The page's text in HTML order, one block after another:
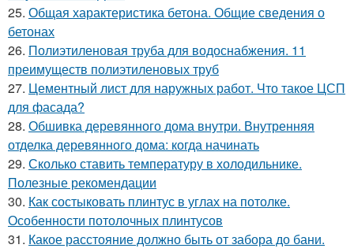
25. Общая характеристика бетона. Общие сведения о
бетонах
26. Полиэтиленовая труба для водоснабжения. 11
преимуществ полиэтиленовых труб
27. Цементный лист для наружных работ. Что такое ЦСП
для фасада?
28. Обшивка деревянного дома внутри. Внутренняя
отделка деревянного дома: когда начинать
29. Сколько ставить температуру в холодильнике.
Полезные рекомендации
30. Как состыковать плинтус в углах на потолке.
Особенности потолочных плинтусов
31. Какое расстояние должно быть от забора до бани.